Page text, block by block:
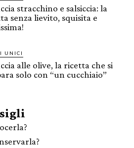
stracchino e salsiccia: la
senza lievito, squisita e
UNICI
alle olive, la ricetta che si
solo con “un cucchiaio”